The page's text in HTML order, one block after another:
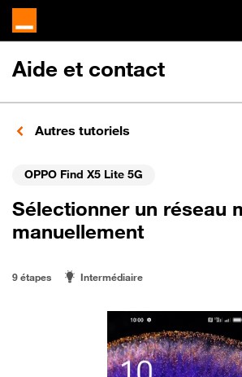
Aide et contact
Autres tutoriels
OPPO Find X5 Lite 5G
Sélectionner un réseau
manuellement
9 étapes Intermédiaire